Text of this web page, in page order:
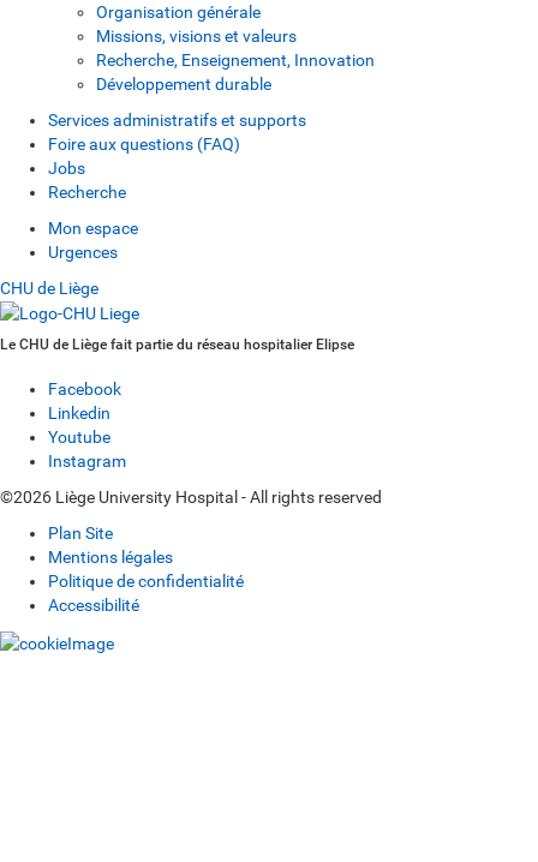
Organisation générale
Missions, visions et valeurs
Recherche, Enseignement, Innovation
Développement durable
Services administratifs et supports
Foire aux questions (FAQ)
Jobs
Recherche
Mon espace
Urgences
CHU de Liège
Le CHU de Liège fait partie du réseau hospitalier Elipse
Facebook
Linkedin
Youtube
Instagram
©2026 Liège University Hospital - All rights reserved
Plan Site
Mentions légales
Politique de confidentialité
Accessibilité